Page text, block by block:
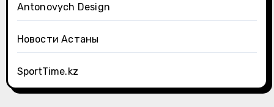
Antonovych Design
Новости Астаны
SportTime.kz